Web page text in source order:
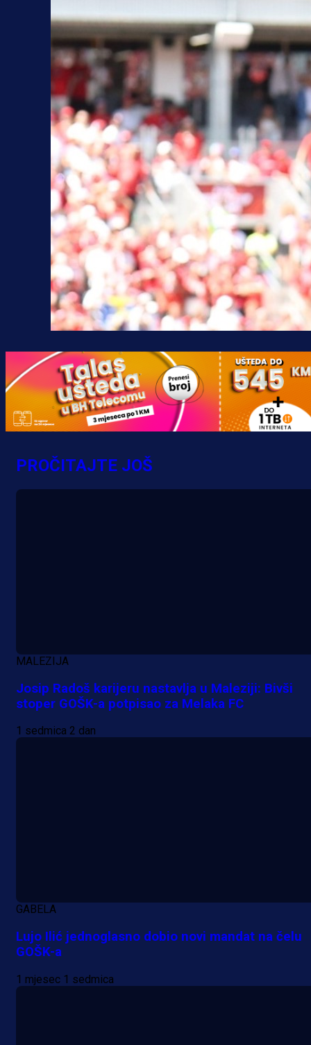
A Selekcija
Lukić seli u Bundesligu? Dva
PROČITAJTE JOŠ
MALEZIJA
Josip Radoš karijeru nastavlja u Maleziji: Bivši
stoper GOŠK-a potpisao za Melaka FC
1 sedmica 2 dan
GABELA
Lujo Ilić jednoglasno dobio novi mandat na čelu
GOŠK-a
1 mjesec 1 sedmica